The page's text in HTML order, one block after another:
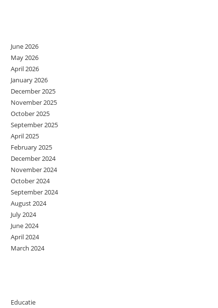
June 2026
May 2026
April 2026
January 2026
December 2025
November 2025
October 2025
September 2025
April 2025
February 2025
December 2024
November 2024
October 2024
September 2024
August 2024
July 2024
June 2024
April 2024
March 2024
Educatie